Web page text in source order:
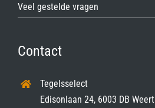
Veel gestelde vragen
Contact
Tegelsselect
Edisonlaan 24, 6003 DB Weert